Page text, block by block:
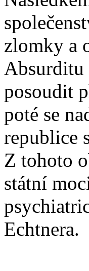
zlomky a
Absurditu
posoudit
poté se
republice
Z tohoto
státní
Echtnera.